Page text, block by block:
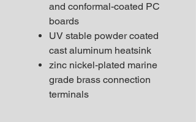
and conformal-coated PC
boards
UV stable powder coated
cast aluminum heatsink
zinc nickel-plated marine
grade brass connection
terminals